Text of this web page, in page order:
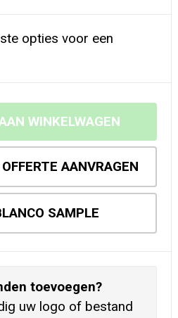
opties voor een
WINKELWAGEN
AANVRAGEN
SAMPLE
toevoegen?
uw logo of bestand